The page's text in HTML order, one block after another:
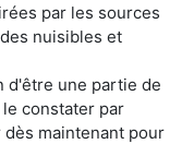
par les sources
nuisibles et
d'être une partie de
constater par
maintenant pour